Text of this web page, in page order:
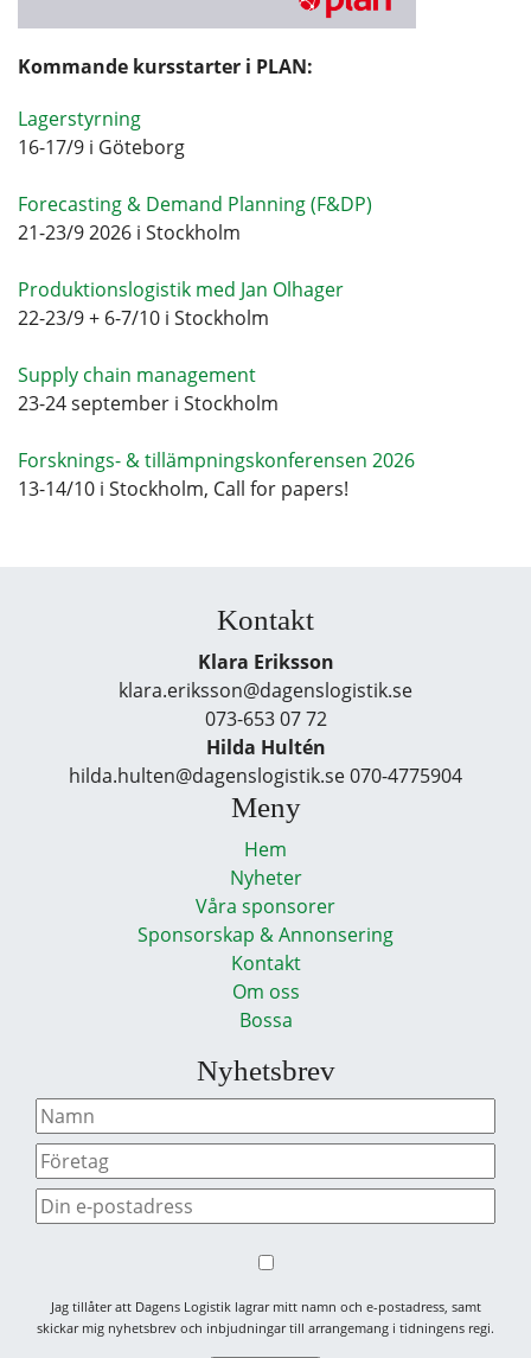
Kommande kursstarter i PLAN:
Lagerstyrning
16-17/9 i Göteborg
Forecasting & Demand Planning (F&DP)
21-23/9 2026 i Stockholm
Produktionslogistik med Jan Olhager
22-23/9 + 6-7/10 i Stockholm
Supply chain management
23-24 september i Stockholm
Forsknings- & tillämpningskonferensen 2026
13-14/10 i Stockholm, Call for papers!
Kontakt
Klara Eriksson
klara.eriksson@dagenslogistik.se
073-653 07 72
Hilda Hultén
hilda.hulten@dagenslogistik.se 070-4775904
Meny
Hem
Nyheter
Våra sponsorer
Sponsorskap & Annonsering
Kontakt
Om oss
Bossa
Nyhetsbrev
Jag tillåter att Dagens Logistik lagrar mitt namn och e-postadress, samt
skickar mig nyhetsbrev och inbjudningar till arrangemang i tidningens regi.